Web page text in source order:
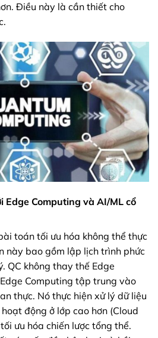
Điều này là cần thiết cho
Edge Computing và AI/ML cổ
toán tối ưu hóa không thể thực
này bao gồm lập lịch trình phức
QC không thay thế Edge
Computing tập trung vào
thực. Nó thực hiện xử lý dữ liệu
động ở lớp cao hơn (Cloud
ưu hóa chiến lược tổng thể.